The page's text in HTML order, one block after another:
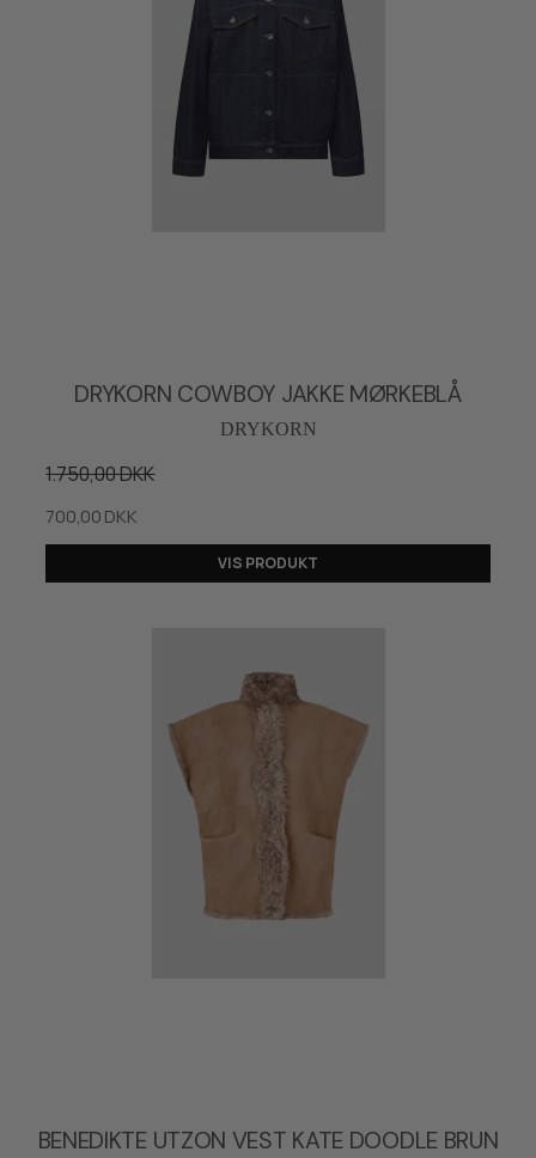
DRYKORN COWBOY JAKKE MØRKEBLÅ
DRYKORN
1.750,00 DKK
700,00 DKK
VIS PRODUKT
BENEDIKTE UTZON VEST KATE DOODLE BRUN